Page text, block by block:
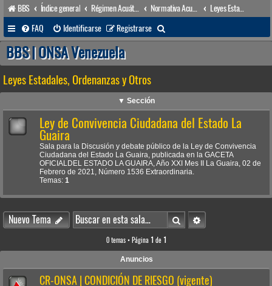
BBS Índice general
Leyes Estadales, Ordenanzas y Otros
FAQ
Identificarse Registrarse
u
a
r
BBS | ONSA Venezuela
Leyes Estadales, Ordenanzas y Otros
▼ Sección
Ley de Convivencia Ciudadana del Estado La
Guaira
Sala para la Discusión y debate público de la Ley de Convivencia
Ciudadana del Estado La Guaira, publicada en la GACETA
OFICIALDEL ESTADO LA GUAIRA, Año XXI Mes II La Guaira, 02 de
Febrero de 2021, Número 1536 Extraordinaria.
Temas: 1
Nuevo Tema BuscarBúsqueda avanzada
0 temas • Página 1 de 1
Anuncios
CR-ONSA | CONDICIÓN DE RIESGO (vigente)